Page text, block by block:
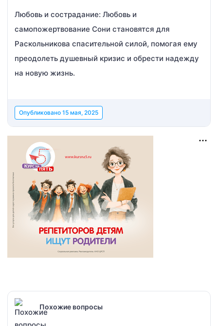
Любовь и сострадание: Любовь и
самопожертвование Сони становятся для
Раскольникова спасительной силой, помогая ему
преодолеть душевный кризис и обрести надежду
на новую жизнь.
Опубликовано 15 мая, 2025
Похожие вопросы